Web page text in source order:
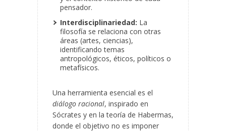
pensador.
Interdisciplinariedad: La
filosofía se relaciona con otras
áreas (artes, ciencias),
identificando temas
antropológicos, éticos, políticos o
metafísicos.
Una herramienta esencial es el
diálogo racional, inspirado en
Sócrates y en la teoría de Habermas,
donde el objetivo no es imponer